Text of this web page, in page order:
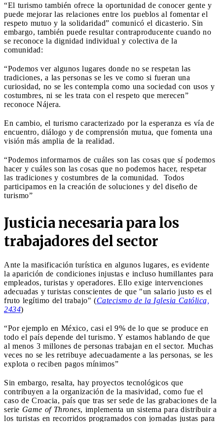
“El turismo también ofrece la oportunidad de conocer gente y
puede mejorar las relaciones entre los pueblos al fomentar el
respeto mutuo y la solidaridad” comunicó el dicasterio. Sin
embargo, también puede resultar contraproducente cuando no
se reconoce la dignidad individual y colectiva de la
comunidad:
“Podemos ver algunos lugares donde no se respetan las
tradiciones, a las personas se les ve como si fueran una
curiosidad, no se les contempla como una sociedad con usos y
costumbres, ni se les trata con el respeto que merecen”
reconoce Nájera.
En cambio, el turismo caracterizado por la esperanza es vía de
encuentro, diálogo y de comprensión mutua, que fomenta una
visión más amplia de la realidad.
“Podemos informarnos de cuáles son las cosas que sí podemos
hacer y cuáles son las cosas que no podemos hacer, respetar
las tradiciones y costumbres de la comunidad. Todos
participamos en la creación de soluciones y del diseño de
turismo”
Justicia necesaria para los
trabajadores del sector
Ante la masificación turística en algunos lugares, es evidente
la aparición de condiciones injustas e incluso humillantes para
empleados, turistas y operadores. Ello exige intervenciones
adecuadas y turistas conscientes de que "un salario justo es el
fruto legítimo del trabajo" (Catecismo de la Iglesia Católica,
2434)
“Por ejemplo en México, casi el 9% de lo que se produce en
todo el país depende del turismo. Y estamos hablando de que
al menos 3 millones de personas trabajan en el sector. Muchas
veces no se les retribuye adecuadamente a las personas, se les
explota o reciben pagos mínimos”
Sin embargo, resalta, hay proyectos tecnológicos que
contribuyen a la organización de la masividad, como fue el
caso de Croacia, país que tras ser sede de las grabaciones de la
serie Game of Thrones, implementa un sistema para distribuir a
los turistas en recorridos programados con jornadas justas para